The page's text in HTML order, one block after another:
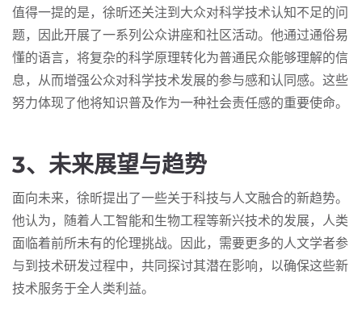
值得一提的是，徐昕还关注到大众对科学技术认知不足的问
题，因此开展了一系列公众讲座和社区活动。他通过通俗易
懂的语言，将复杂的科学原理转化为普通民众能够理解的信
息，从而增强公众对科学技术发展的参与感和认同感。这些
努力体现了他将知识普及作为一种社会责任感的重要使命。
3、未来展望与趋势
面向未来，徐昕提出了一些关于科技与人文融合的新趋势。
他认为，随着人工智能和生物工程等新兴技术的发展，人类
面临着前所未有的伦理挑战。因此，需要更多的人文学者参
与到技术研发过程中，共同探讨其潜在影响，以确保这些新
技术服务于全人类利益。